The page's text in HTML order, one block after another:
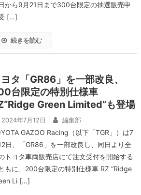
から9月21日まで300台限定の抽選販売申
[…]
続きを読む
ヨタ「GR86」を一部改良、
台限定の特別仕様車
Green Limited”も登場
2024年7月12日 編集部
GAZOO Racing（以下「TGR」）は7
日、「GR86」を一部改良し、同日より全
トヨタ車両販売店にて注文受付を開始する
もに、200台限定の特別仕様車 RZ “Ridge
Li […]